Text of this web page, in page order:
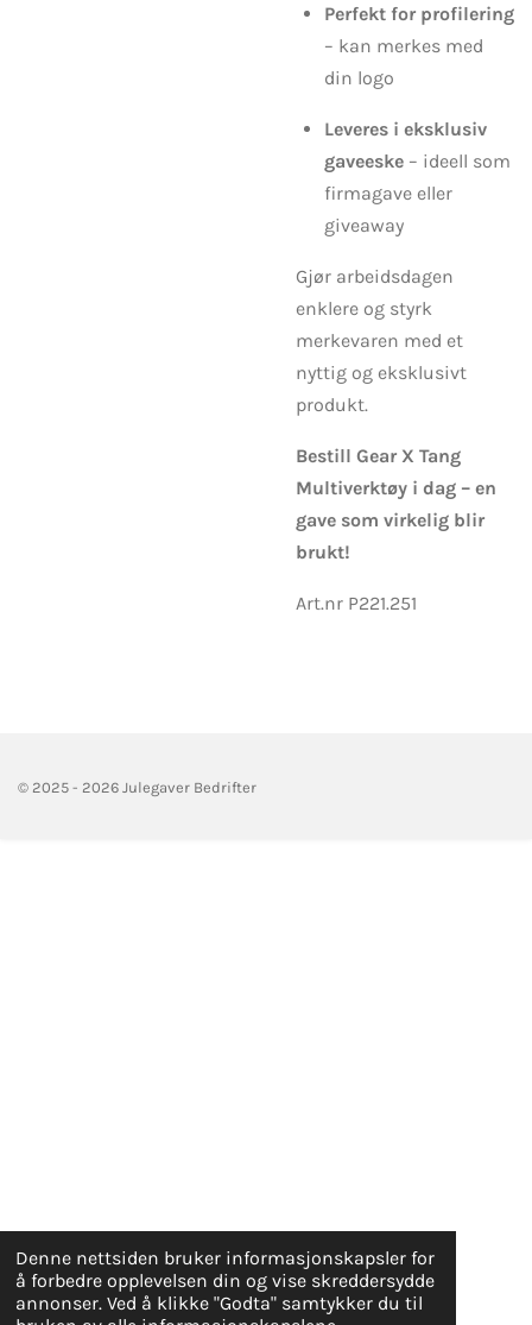
Denne nettsiden bruker informasjonskapsler for
å forbedre opplevelsen din og vise skreddersydde
annonser. Ved å klikke "Godta" samtykker du til
Perfekt for profilering
– kan merkes med
din logo
Leveres i eksklusiv
gaveeske – ideell som
firmagave eller
giveaway
Gjør arbeidsdagen
enklere og styrk
merkevaren med et
nyttig og eksklusivt
produkt.
Bestill Gear X Tang
Multiverktøy i dag – en
gave som virkelig blir
brukt!
Art.nr P221.251
© 2025 - 2026 Julegaver Bedrifter